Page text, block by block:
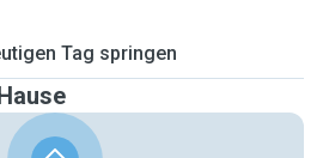
Tag springen